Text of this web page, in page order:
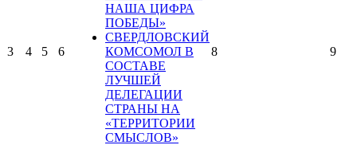
3 4 5 6
НАША ЦИФРА
ПОБЕДЫ»
СВЕРДЛОВСКИЙ
КОМСОМОЛ В
СОСТАВЕ
ЛУЧШЕЙ
ДЕЛЕГАЦИИ
СТРАНЫ НА
«ТЕРРИТОРИИ
СМЫСЛОВ»
8 9